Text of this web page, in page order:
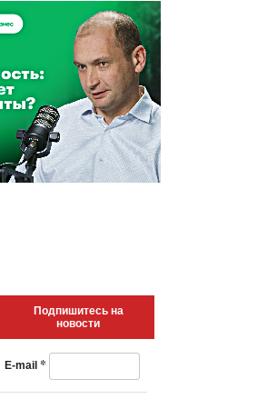
Подпишитесь на
новости
E-mail *